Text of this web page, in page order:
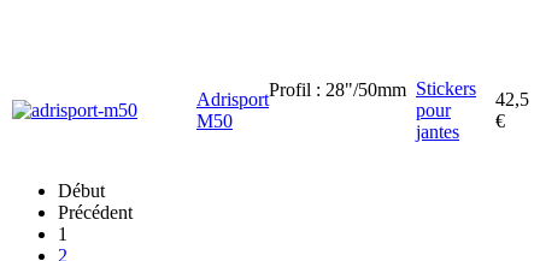
Adrisport
M50
Profil : 28"/50mm Stickers
pour
jantes
42,5
€
Début
Précédent
1
2